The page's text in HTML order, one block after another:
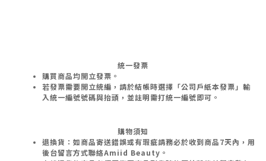
統一發票
購買商品均開立發票。
若發票需要開立統編，請於結帳時選擇「公司戶紙本發票」輸
入統一編號號碼與抬頭，並註明需打統一編號即可。
購物須知
退換貨：如商品寄送錯誤或有瑕疵請務必於收到商品7天內，用
後台留言方式聯絡Amiid Beauty。